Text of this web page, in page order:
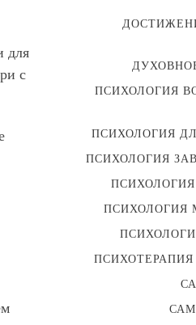
для
с
ПСИХОЛОГИЯ
ПСИХОЛОГИЯ
ПСИХОЛОГИЯ
ПСИХОЛОГИЯ